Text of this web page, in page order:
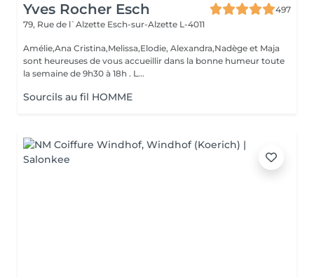
Yves Rocher Esch
497
79, Rue de l`Alzette Esch-sur-Alzette L-4011
Amélie,Ana Cristina,Melissa,Elodie, Alexandra,Nadège et Maja
sont heureuses de vous accueillir dans la bonne humeur toute
la semaine de 9h30 à 18h . L...
Sourcils au fil HOMME